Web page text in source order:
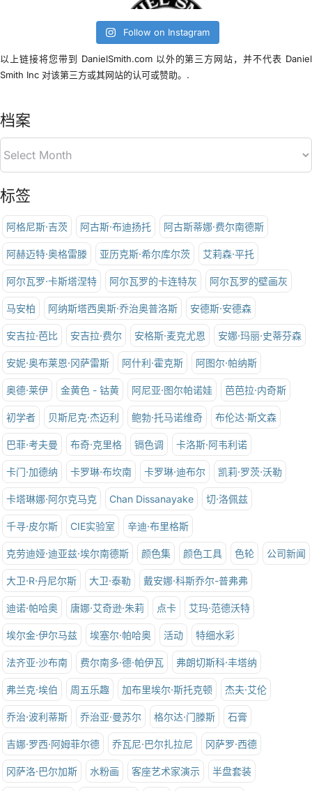
Follow on Instagram
以上链接将您带到 DanielSmith.com 以外的第三方网站，并不代表 Daniel
Smith Inc 对该第三方或其网站的认可或赞助。.
档案
标签
阿格尼斯·吉茨 阿古斯·布迪扬托 阿古斯蒂娜·费尔南德斯
阿赫迈特·奥格雷滕 亚历克斯·希尔库尔茨 艾莉森·平托
阿尔瓦罗·卡斯塔涅特 阿尔瓦罗的卡连特灰 阿尔瓦罗的壁画灰
马安柏 阿纳斯塔西奥斯·乔治奥普洛斯 安德斯·安德森
安吉拉·芭比 安吉拉·费尔 安格斯·麦克尤恩 安娜·玛丽·史蒂芬森
安妮·奥布莱恩·冈萨雷斯 阿什利·霍克斯 阿图尔·帕纳斯
奥德·莱伊 金黄色 - 钴黄 阿尼亚·图尔帕诺娃 芭芭拉·内奇斯
初学者 贝斯尼克·杰迈利 鲍勃·托马诺维奇 布伦达·斯文森
巴菲·考夫曼 布奇·克里格 镉色调 卡洛斯·阿韦利诺
卡门·加德纳 卡罗琳·布坎南 卡罗琳·迪布尔 凯莉·罗茨·沃勒
卡塔琳娜·阿尔克马克 Chan Dissanayake 切·洛佩兹
千寻·皮尔斯 CIE实验室 辛迪·布里格斯
克劳迪娅·迪亚兹·埃尔南德斯 颜色集 颜色工具 色轮 公司新闻
大卫·R·丹尼尔斯 大卫·泰勒 戴安娜·科斯乔尔-普弗弗
迪诺·帕哈奥 唐娜·艾奇逊·朱莉 点卡 艾玛·范德沃特
埃尔金·伊尔马兹 埃塞尔·帕哈奥 活动 特细水彩
法齐亚·沙布南 费尔南多·德·帕伊瓦 弗朗切斯科·丰塔纳
弗兰克·埃伯 周五乐趣 加布里埃尔·斯托克顿 杰夫·艾伦
乔治·波利蒂斯 乔治亚·曼苏尔 格尔达·门滕斯 石膏
吉娜·罗西·阿姆菲尔德 乔瓦尼·巴尔扎拉尼 冈萨罗·西德
冈萨洛·巴尔加斯 水粉画 客座艺术家演示 半盘套装